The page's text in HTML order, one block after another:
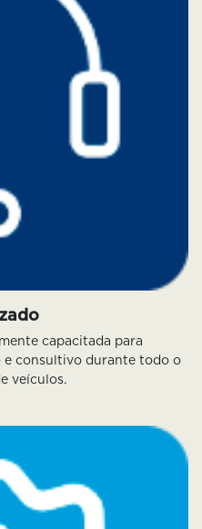
capacitada para
consultivo durante todo o
veículos.